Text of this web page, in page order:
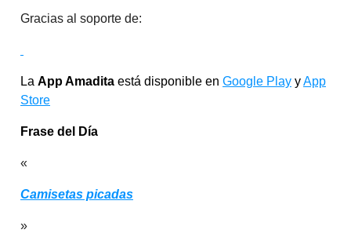
Gracias al soporte de:
La App Amadita está disponible en Google Play yApp
Store
Frase del Día
«
Camisetas picadas
»